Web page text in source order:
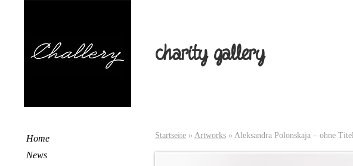
Home
News
charity gallery
Startseite » Artworks » Aleksandra Polonskaja – ohne Titel